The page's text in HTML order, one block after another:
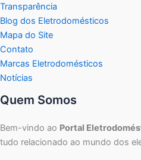
Transparência
Blog dos Eletrodomésticos
Mapa do Site
Contato
Marcas Eletrodomésticos
Notícias
Quem Somos
Bem-vindo ao Portal
tudo relacionado ao mundo dos